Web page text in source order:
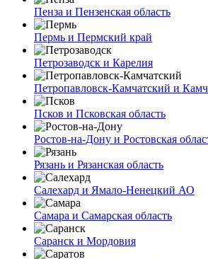
Пенза и Пензенская область
Пермь и Пермский край
Петрозаводск и Карелия
Петропавловск-Камчатский и
Псков и Псковская область
Ростов-на-Дону и Ростовская
Рязань и Рязанская область
Салехард и Ямало-Ненецкий АО
Самара и Самарская область
Саранск и Мордовия